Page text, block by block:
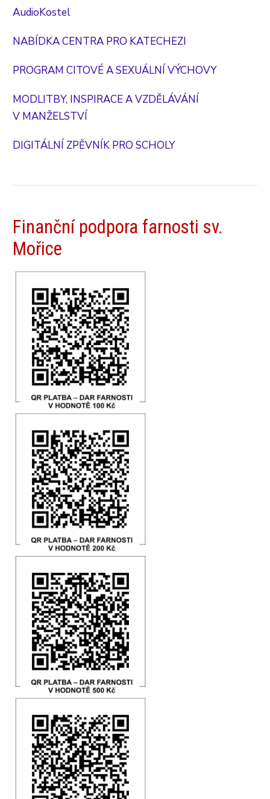
AudioKostel
NABÍDKA CENTRA PRO KATECHEZI
PROGRAM CITOVÉ A SEXUÁLNÍ VÝCHOVY
MODLITBY, INSPIRACE A VZDĚLÁVÁNÍ
V MANŽELSTVÍ
DIGITÁLNÍ ZPĚVNÍK PRO SCHOLY
Finanční podpora farnosti sv.
Mořice